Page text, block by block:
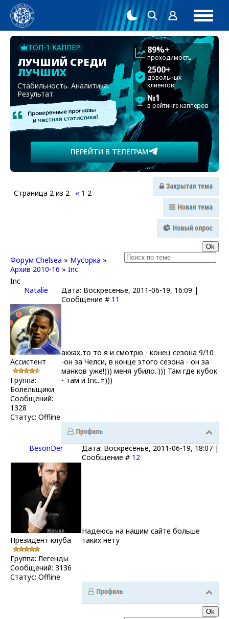
ТОП-1 КАППЕР
ЛУЧШИЙ СРЕДИ
ЛУЧШИХ
Стабильность. Аналитика.
Результат.
89%+
проходимость
2500+
довольных
клиентов
№1
в рейтинге капперов
ПЕРЕЙТИ В ТЕЛЕГРАМ
Страница 2 из 2 « 1 2
Форум Chelsea » Мусорка »
Архив 2010-16 » Inc
Inc
Natalie
Дата: Воскресенье, 2011-06-19, 16:09 |
Сообщение # 11
Ассистент
Группа:
Болельщики
Сообщений:
1328
Статус: Offline
аххах,то то я и смотрю - конец сезона 9/10
-он за Челси, в конце этого сезона - он за
манков уже!))) меня убило..))) Там где кубок
- там и Inc..=)))
BesonDer
Дата: Воскресенье, 2011-06-19, 18:07 |
Сообщение # 12
Президент клуба
Группа: Легенды
Сообщений: 3136
Статус: Offline
Надеюсь на нашим сайте больше
таких нету